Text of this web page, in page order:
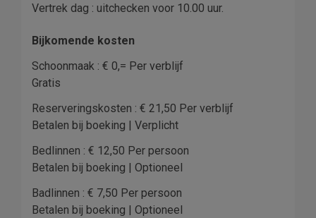
Vertrek dag : uitchecken voor 10.00 uur.
Bijkomende kosten
Schoonmaak : € 0,= Per verblijf
Gratis
Reserveringskosten : € 21,50 Per verblijf
Betalen bij boeking | Verplicht
Bedlinnen : € 12,50 Per persoon
Betalen bij boeking | Optioneel
Badlinnen : € 7,50 Per persoon
Betalen bij boeking | Optioneel